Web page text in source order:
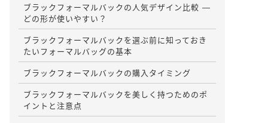
ブラックフォーマルバックの人気デザイン比較 ―
どの形が使いやすい？
ブラックフォーマルバックを選ぶ前に知っておき
たいフォーマルバッグの基本
ブラックフォーマルバックの購入タイミング
ブラックフォーマルバックを美しく持つためのポ
イントと注意点